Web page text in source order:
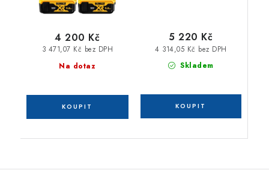
Na dotaz
3 471,07 Kč bez DPH
4 200 Kč
Skladem
4 314,05 Kč bez DPH
5 220 Kč